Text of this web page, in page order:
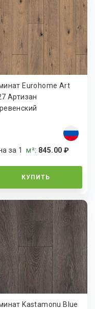
Eurohome Art
Артизан
за 1м²: 845.00 ₽
КУПИТЬ
Kastamonu Blue